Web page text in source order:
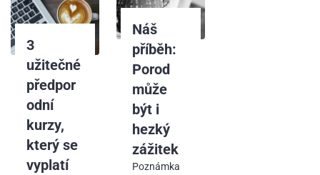
Náš
příběh:
Porod
může
být i
hezký
zážitek
Poznámka
3
užitečné
předpor
odní
kurzy,
který se
vyplatí